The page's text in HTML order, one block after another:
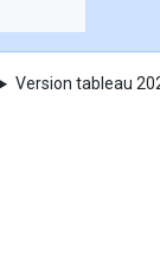
Version tableau